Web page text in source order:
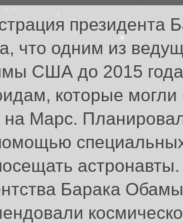
президента
что одним из
США до 2015
которые
на Марс.
Барака